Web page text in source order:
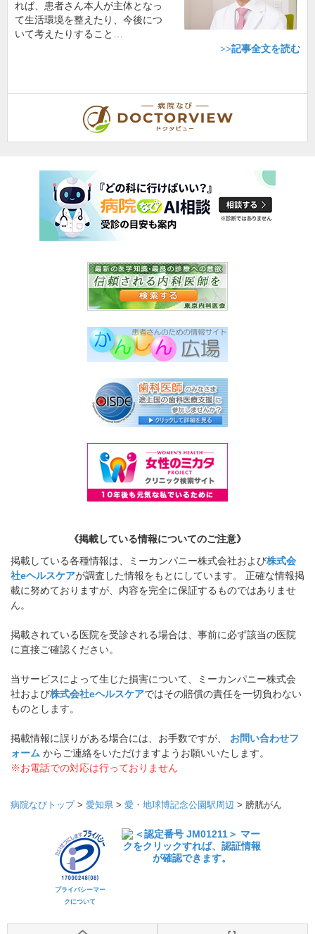
れば、患者さん本人が主体となっ
て生活環境を整えたり、今後につ
いて考えたりすること…
>>記事全文を読む
《掲載している情報についてのご注意》
掲載している各種情報は、ミーカンパニー株式会社および株式会
社eヘルスケアが調査した情報をもとにしています。 正確な情報掲
載に努めておりますが、内容を完全に保証するものではありませ
ん。
掲載されている医院を受診される場合は、事前に必ず該当の医院
に直接ご確認ください。
当サービスによって生じた損害について、ミーカンパニー株式会
社および株式会社eヘルスケアではその賠償の責任を一切負わない
ものとします。
掲載情報に誤りがある場合には、お手数ですが、 お問い合わせフ
ォーム からご連絡をいただけますようお願いいたします。
※お電話での対応は行っておりません
病院なびトップ> 愛知県 > 愛・地球博記念公園駅周辺 > 膀胱がん
プライバシーマー
クについて